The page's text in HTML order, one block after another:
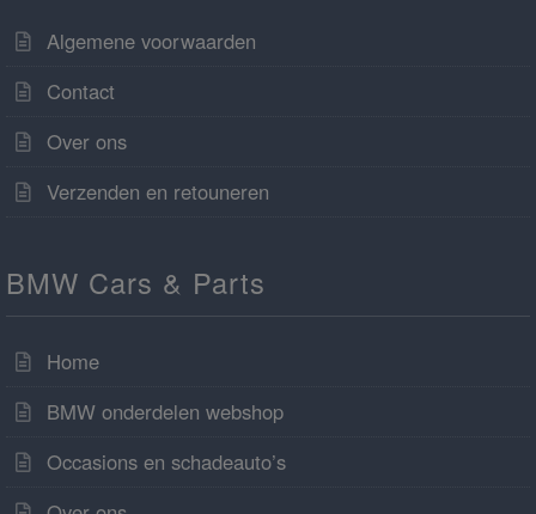
Algemene voorwaarden
Contact
Over ons
Verzenden en retouneren
BMW Cars & Parts
Home
BMW onderdelen webshop
Occasions en schadeauto’s